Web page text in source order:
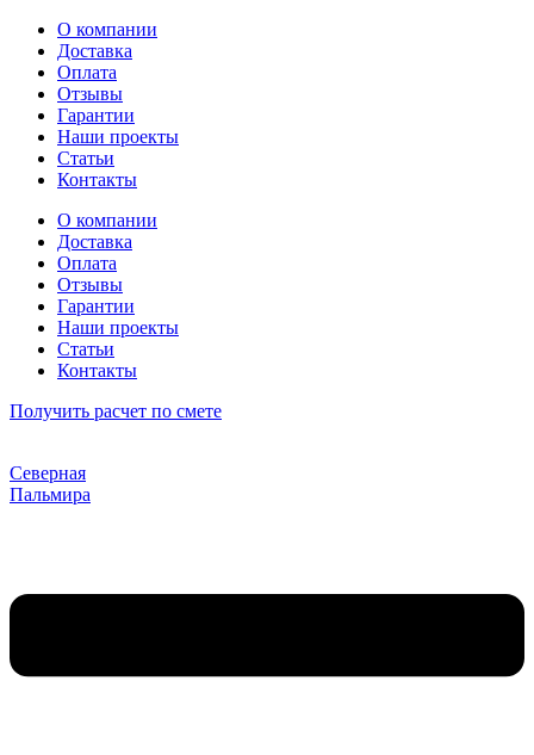
Перейти
содержимому
О компании
Доставка
Оплата
Отзывы
Гарантии
Наши проекты
Статьи
Контакты
О компании
Доставка
Оплата
Отзывы
Гарантии
Наши проекты
Статьи
Контакты
Получить расчет по смете
Северная
Пальмира